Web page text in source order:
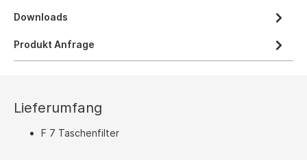
Downloads
Produkt Anfrage
Lieferumfang
F 7 Taschenfilter